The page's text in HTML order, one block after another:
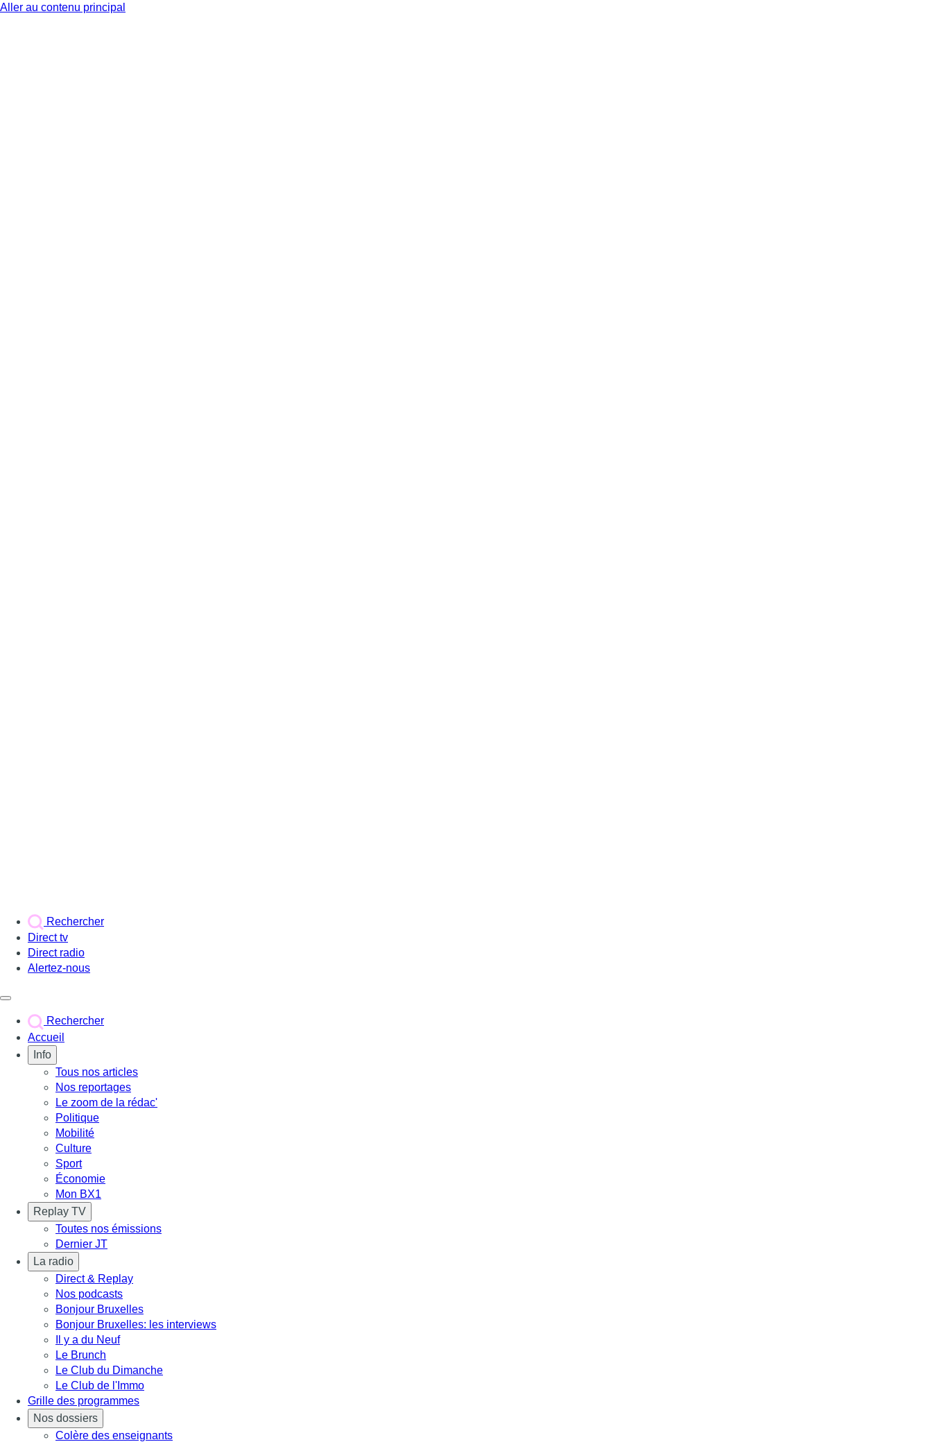
Aller au contenu principal
Rechercher
Direct tv
Direct radio
Alertez-nous
Rechercher
Accueil
Info
Tous nos articles
Nos reportages
Le zoom de la rédac'
Politique
Mobilité
Culture
Sport
Économie
Mon BX1
Replay TV
Toutes nos émissions
Dernier JT
La radio
Direct & Replay
Nos podcasts
Bonjour Bruxelles
Bonjour Bruxelles: les interviews
Il y a du Neuf
Le Brunch
Le Club du Dimanche
Le Club de l'Immo
Grille des programmes
Nos dossiers
Colère des enseignants